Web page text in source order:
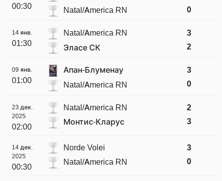
00:30
Natal/America RN
0
14 янв.
01:30
Natal/America RN
Эласе СК
3
2
09 янв.
01:00
Апан-Блуменау
Natal/America RN
3
0
23 дек.
2025
02:00
Natal/America RN
Монтис-Кларус
2
3
14 дек.
2025
00:30
Norde Volei
Natal/America RN
3
0